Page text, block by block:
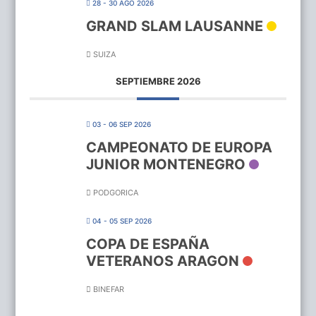
28 - 30 AGO 2026
GRAND SLAM LAUSANNE
SUIZA
SEPTIEMBRE 2026
03 - 06 SEP 2026
CAMPEONATO DE EUROPA
JUNIOR MONTENEGRO
PODGORICA
04 - 05 SEP 2026
COPA DE ESPAÑA
VETERANOS ARAGON
BINEFAR